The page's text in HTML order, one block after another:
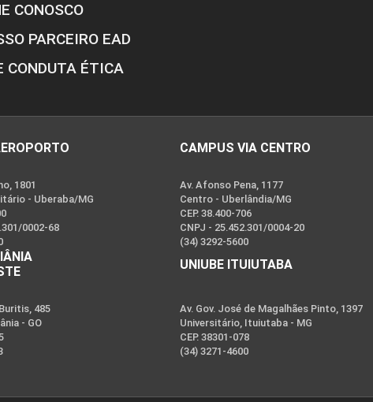
CONOSCO
PARCEIRO EAD
CONDUTA ÉTICA
1801
- Uberaba/MG
0002-68
485
- GO
CAMPUS VIA CENTRO
Av. Afonso Pena, 1177
Centro - Uberlândia/MG
CEP. 38.400-706
CNPJ - 25.452.301/0004-20
(34) 3292-5600
UNIUBE ITUIUTABA
Av. Gov. José de Magalhães Pinto, 1397
Universitário, Ituiutaba - MG
CEP. 38301-078
(34) 3271-4600